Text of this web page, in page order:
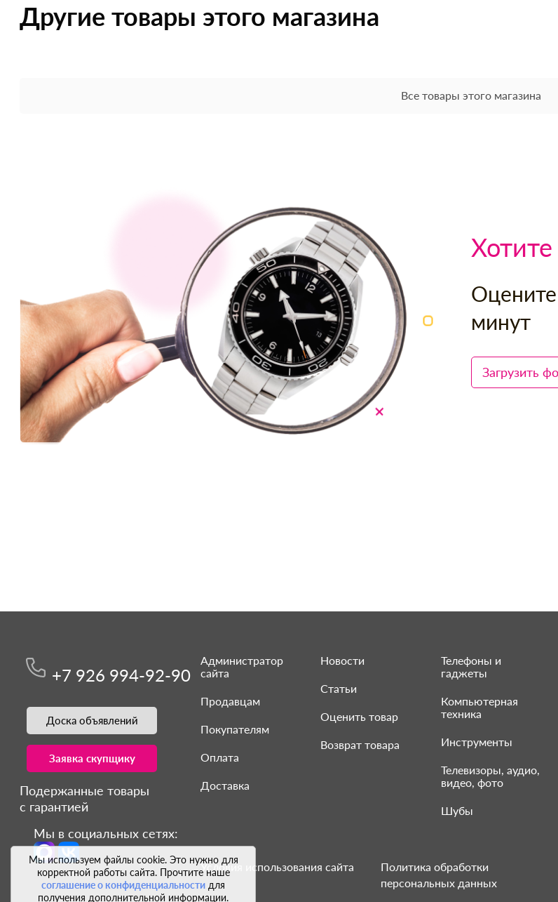
Другие товары этого магазина
Все товары этого магазина
Хотите
минут
Загрузить
Мы используем файлы cookie. Это нужно для
корректной работы сайта. Прочтите наше
соглашение о конфиденциальности для
получения дополнительной информации.
+7 926 994-92-90
Доска объявлений
Заявка скупщику
Подержанные товары
с гарантией
Мы в социальных сетях:
Администратор
сайта
Продавцам
Покупателям
Оплата
Доставка
Новости
Статьи
Оценить товар
Возврат товара
Телефоны и
гаджеты
Компьютерная
техника
Инструменты
Телевизоры, аудио,
видео, фото
Шубы
Условия использования сайта
Политика обработки
персональных данных